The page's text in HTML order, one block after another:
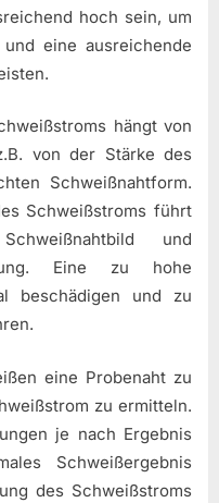
hoch sein, um
eine ausreichende
hängt von
von der Stärke des
Schweißnahtform.
Schweißstroms führt
und
Eine zu hohe
beschädigen und zu
eine Probenaht zu
zu ermitteln.
je nach Ergebnis
Schweißergebnis
des Schweißstroms